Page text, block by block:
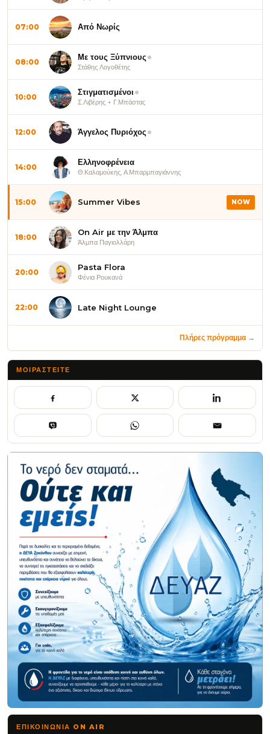
07:00 Από Νωρίς
08:00 Με τους Ξύπνιους
Στάθης Λογοθέτης
10:00 Στιγματισμένοι
Σ.Λιβέρης + Γ.Μπάστας
12:00 Άγγελος Πυριόχος
14:00 Ελληνοφρένεια
Θ.Καλαμούκης, Α.Μπαρμπαγιάννης
15:00 Summer Vibes NOW
18:00 On Air με την Άλμπα
Άλμπα Παγιολλάρη
20:00 Pasta Flora
Φένια Ρουκανά
22:00 Late Night Lounge
Πλήρες πρόγραμμα →
ΜΟΙΡΑΣΤΕΊΤΕ
ΕΠΙΚΟΙΝΩΝΊΑ ON AIR